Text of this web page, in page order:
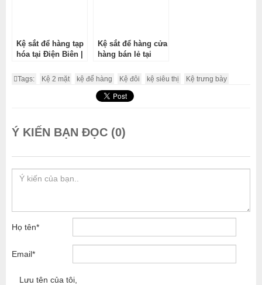
Kệ sắt để hàng tạp
hóa tại Điện Biên |
đẹp, giá tận xưởng
Kệ sắt để hàng cửa
hàng bán lẻ tại
trưng bày chuyên
nghiệp, tối ưu diện
tích
Tags: Kệ 2 mặt kệ để hàng Kệ đôi kệ siêu thị Kệ trưng bày
Ý KIẾN BẠN ĐỌC (0)
Họ tên*
Email*
Lưu tên của tôi,